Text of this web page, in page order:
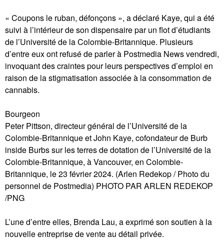
« Coupons le ruban, défonçons », a déclaré Kaye, qui a été
suivi à l’intérieur de son dispensaire par un flot d’étudiants
de l’Université de la Colombie-Britannique. Plusieurs
d’entre eux ont refusé de parler à Postmedia News vendredi,
invoquant des craintes pour leurs perspectives d’emploi en
raison de la stigmatisation associée à la consommation de
cannabis.
Bourgeon
Peter Pittson, directeur général de l’Université de la
Colombie-Britannique et John Kaye, cofondateur de Burb
inside Burbs sur les terres de dotation de l’Université de la
Colombie-Britannique, à Vancouver, en Colombie-
Britannique, le 23 février 2024. (Arlen Redekop / Photo du
personnel de Postmedia) PHOTO PAR ARLEN REDEKOP
/PNG
L’une d’entre elles, Brenda Lau, a exprimé son soutien à la
nouvelle entreprise de vente au détail privée.